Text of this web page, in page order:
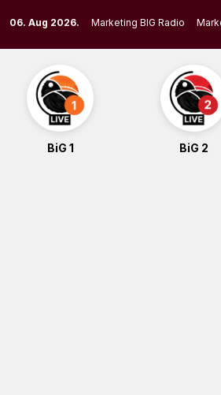
to
content
06. Aug 2026. Marketing BIG Radio
BiG 1 BiG 2